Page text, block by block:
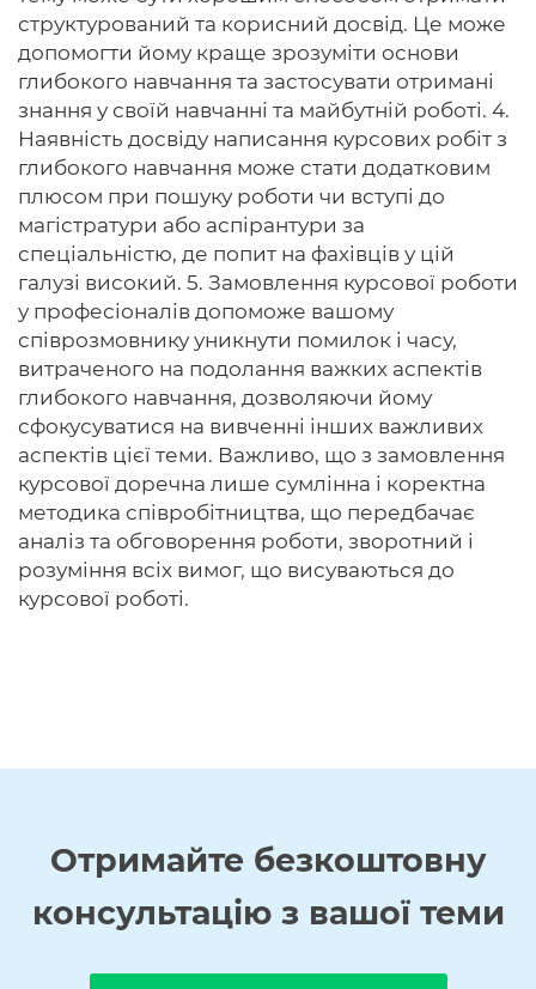
структурований та корисний досвід. Це може
допомогти йому краще зрозуміти основи
глибокого навчання та застосувати отримані
знання у своїй навчанні та майбутній роботі. 4.
Наявність досвіду написання курсових робіт з
глибокого навчання може стати додатковим
плюсом при пошуку роботи чи вступі до
магістратури або аспірантури за
спеціальністю, де попит на фахівців у цій
галузі високий. 5. Замовлення курсової роботи
у професіоналів допоможе вашому
співрозмовнику уникнути помилок і часу,
витраченого на подолання важких аспектів
глибокого навчання, дозволяючи йому
сфокусуватися на вивченні інших важливих
аспектів цієї теми. Важливо, що з замовлення
курсової доречна лише сумлінна і коректна
методика співробітництва, що передбачає
аналіз та обговорення роботи, зворотний і
розуміння всіх вимог, що висуваються до
курсової роботі.
Отримайте безкоштовну
консультацію з вашої теми